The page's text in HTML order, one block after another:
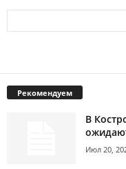
Рекомендуем
В
Июл 20,